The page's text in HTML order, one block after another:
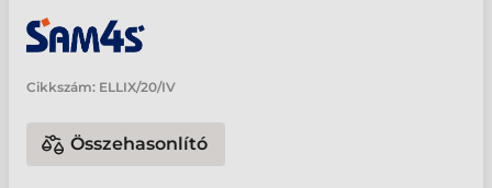
Cikkszám: ELLIX/20/IV
Összehasonlító